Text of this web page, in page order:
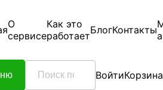
О
сервисе
Как это
работаетБлогКонтакты
ВойтиКорзина